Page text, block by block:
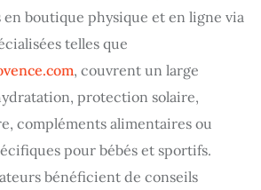
en boutique physique et en ligne via
telles que
, couvrent un large
protection solaire,
compléments alimentaires ou
pour bébés et sportifs.
bénéficient de conseils